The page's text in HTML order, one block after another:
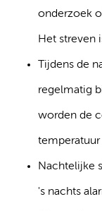
onderzoek
Het streven
Tijdens de
regelmatig
worden de
temperatuur
Nachtelijke
's nachts